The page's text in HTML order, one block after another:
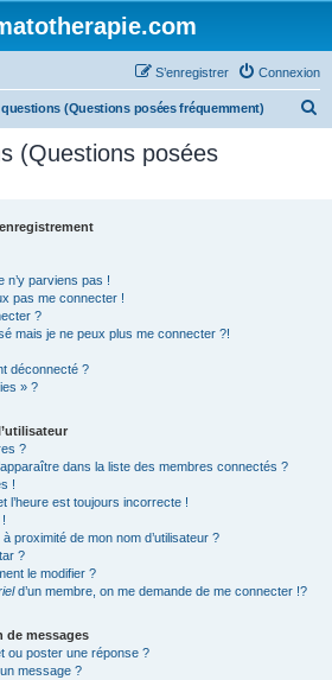
Connexion
S’enregistrer
(Questions posées fréquemment)
(Questions posées
n’y parviens pas !
pas me connecter !
?
mais je ne peux plus me connecter ?!
déconnecté ?
» ?
?
dans la liste des membres connectés ?
!
l’heure est toujours incorrecte !
proximité de mon nom d’utilisateur ?
?
le modifier ?
d’un membre, on me demande de me connecter !?
de messages
ou poster une réponse ?
message ?